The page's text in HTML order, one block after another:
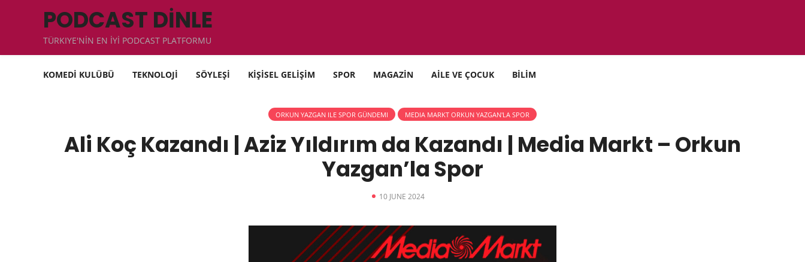
PODCAST DİNLE
TÜRKIYE'NİN EN İYİ PODCAST PLATFORMU
KOMEDİ KULÜBÜ TEKNOLOJİ SÖYLEŞİ KİŞİSEL GELİŞİM SPOR MAGAZİN AİLE VE ÇOCUK BİLİM
ORKUN YAZGAN ILE SPOR GÜNDEMI MEDIA MARKT ORKUN YAZGAN'LA SPOR
Ali Koç Kazandı | Aziz Yıldırım da Kazandı | Media Markt – Orkun
Yazgan’la Spor
10 JUNE 2024